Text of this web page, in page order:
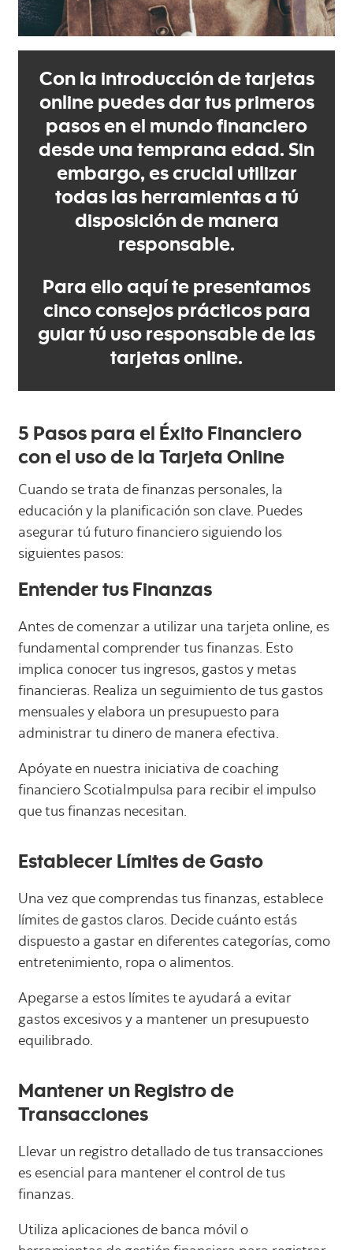
Con la introducción de tarjetas
online puedes dar tus primeros
pasos en el mundo financiero
desde una temprana edad. Sin
embargo, es crucial utilizar
todas las herramientas a tú
disposición de manera
responsable.
Para ello aquí te presentamos
cinco consejos prácticos para
guiar tú uso responsable de las
tarjetas online.
5 Pasos para el Éxito Financiero
con el uso de la Tarjeta Online
Cuando se trata de finanzas personales, la
educación y la planificación son clave. Puedes
asegurar tú futuro financiero siguiendo los
siguientes pasos:
Entender tus Finanzas
Antes de comenzar a utilizar una tarjeta online, es
fundamental comprender tus finanzas. Esto
implica conocer tus ingresos, gastos y metas
financieras. Realiza un seguimiento de tus gastos
mensuales y elabora un presupuesto para
administrar tu dinero de manera efectiva.
Apóyate en nuestra iniciativa de coaching
financiero ScotiaImpulsa para recibir el impulso
que tus finanzas necesitan.
Establecer Límites de Gasto
Una vez que comprendas tus finanzas, establece
límites de gastos claros. Decide cuánto estás
dispuesto a gastar en diferentes categorías, como
entretenimiento, ropa o alimentos.
Apegarse a estos límites te ayudará a evitar
gastos excesivos y a mantener un presupuesto
equilibrado.
Mantener un Registro de
Transacciones
Llevar un registro detallado de tus transacciones
es esencial para mantener el control de tus
finanzas.
Utiliza aplicaciones de banca móvil o